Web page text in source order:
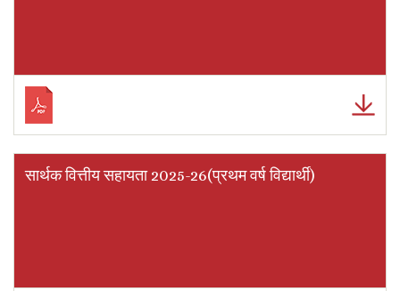
सार्थक वित्तीय सहायता 2025-26(प्रथम वर्ष विद्यार्थी)